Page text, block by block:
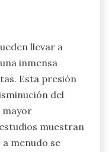
llevar a
inmensa
Esta presión
del
mayor
muestran
a menudo se